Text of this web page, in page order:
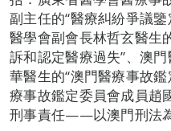
副主任的“醫療糾紛爭議
醫學會副會長林哲玄醫生
訴和認定醫療過失”、澳
華醫生的“澳門醫療事故
療事故鑑定委員會成員趙
刑事責任——以澳門刑法為